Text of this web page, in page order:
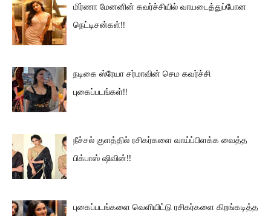
மிர்ணா மேனனின் கவர்ச்சியில் வாயடைத்துப்போன
நெட்டிசன்கள்!!
நடிகை ஸ்ரேயா சர்மாவின் செம கவர்ச்சி
புகைப்படங்கள்!!
நீச்சல் குளத்தில் ரசிகர்களை வாய்ப்பிளக்க வைத்த
பிக்பாஸ் ஷிவின்!!
புகைப்படங்களை வெளியிட்டு ரசிகர்களை கிறங்கடித்த